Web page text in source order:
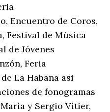
Encuentro de Coros,
Festival de Música
de Jóvenes
Feria
La Habana asi
de fonogramas
y Sergio Vitier,